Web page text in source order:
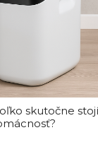
skutočne